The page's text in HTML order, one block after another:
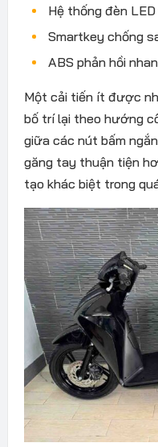
Hệ thống đèn
Smartkey chống
ABS phản hồi
Một cải tiến ít được
bố trí lại theo hướng
giữa các nút bấm
găng tay thuận tiện
tạo khác biệt trong